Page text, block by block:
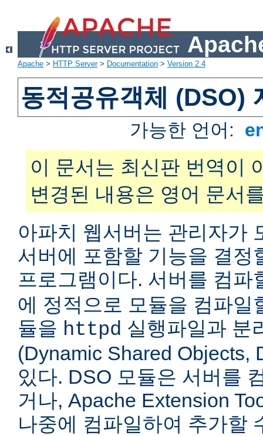
Apache > HTTP Server> Documentation > Version 2.4
동적공유객체 (DSO)
가능한 언어:
이 문서는 최신판 번역이
변경된 내용은 영어 문서
아파치 웹서버는 관리자가
서버에 포함할 기능을 결정
프로그램이다. 서버를 컴파
에 정적으로 모듈을 컴파일
듈을 httpd 실행파일과 분
(Dynamic Shared Objects,
있다. DSO 모듈은 서버를
거나, Apache Extension
나중에 컴파일하여 추가할